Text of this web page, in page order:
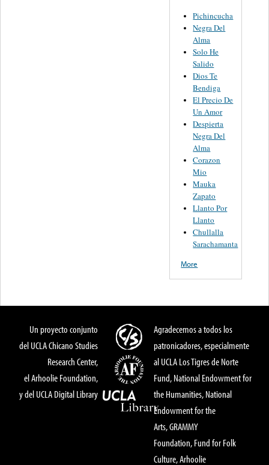
Pichincucha
Negra Del
Alma
Solo He
Salido
Dios Te
Bendiga
El Precio De
Un Amor
Despierta
Negra Del
Alma
Corazon
Mio
Mauka
Zapato
Llanto Por
Llanto
Chullalla
Sarachamanta
More
Un proyecto conjunto
del UCLA Chicano Studies
Research Center,
el Arhoolie Foundation,
y del UCLA Digital Library
Agradecemos a todos los
patronicadores, especialmente
al UCLA Los Tigres de Norte
Fund, National Endowment for
the Humanities, National
Endowment for the
Arts, GRAMMY
Foundation, Fund for Folk
Culture, Arhoolie